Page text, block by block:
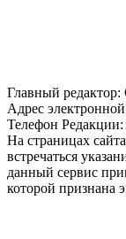
Главный
Адрес
Телефон Редакции:
На страницах
встречаться
данный сервис
которой признана